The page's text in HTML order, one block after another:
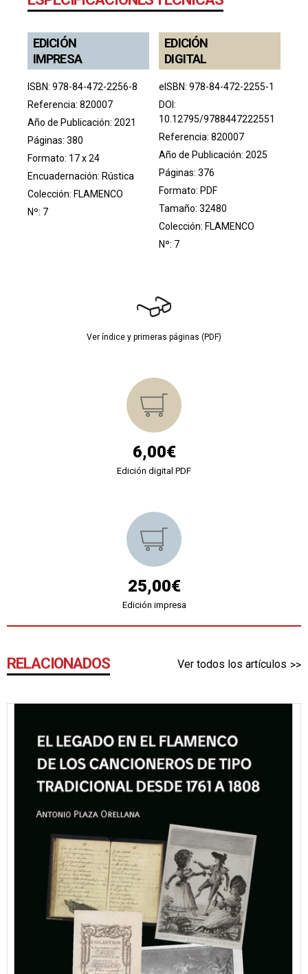
EDICIÓN
IMPRESA
ISBN: 978-84-472-2256-8
Referencia: 820007
Año de Publicación: 2021
Páginas: 380
Formato: 17 x 24
Encuadernación: Rústica
Colección: FLAMENCO
Nº: 7
EDICIÓN
DIGITAL
eISBN: 978-84-472-2255-1
DOI:
10.12795/9788447222551
Referencia: 820007
Año de Publicación: 2025
Páginas: 376
Formato: PDF
Tamaño: 32480
Colección: FLAMENCO
Nº: 7
Ver índice y primeras páginas (PDF)
6,00€
Edición digital PDF
25,00€
Edición impresa
RELACIONADOS Ver todos los artículos